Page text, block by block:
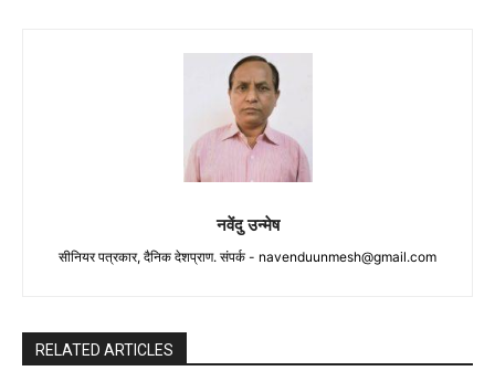
नवेंदु उन्मेष
सीनियर पत्रकार, दैनिक देशप्राण. संपर्क - navenduunmesh@gmail.com
RELATED ARTICLES